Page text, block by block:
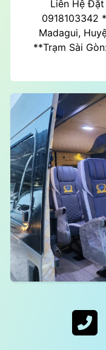
Liên Hệ
0918103342
Madagui,
**Trạm Sài